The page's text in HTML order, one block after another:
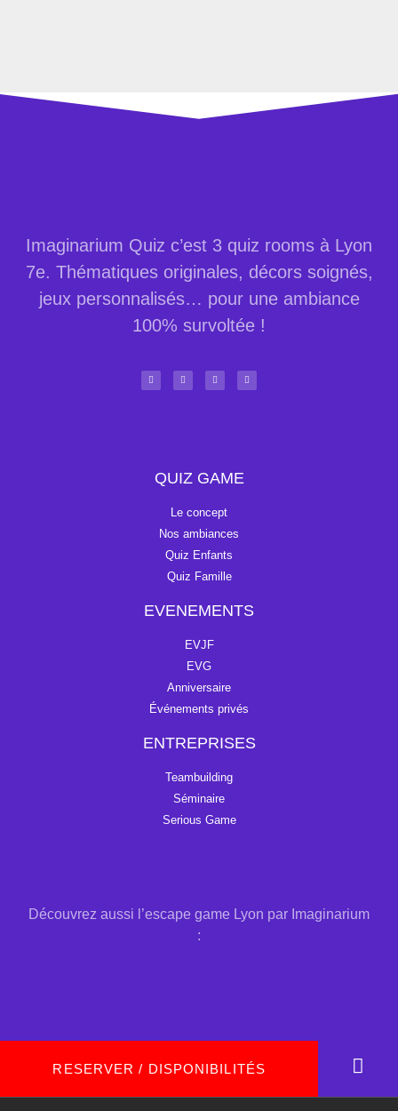
Imaginarium Quiz c’est 3 quiz rooms à Lyon
7e. Thématiques originales, décors soignés,
jeux personnalisés… pour une ambiance
100% survoltée !
QUIZ GAME
Le concept
Nos ambiances
Quiz Enfants
Quiz Famille
EVENEMENTS
EVJF
EVG
Anniversaire
Événements privés
ENTREPRISES
Teambuilding
Séminaire
Serious Game
Découvrez aussi l’escape game Lyon par Imaginarium
:
RESERVER / DISPONIBILITÉS